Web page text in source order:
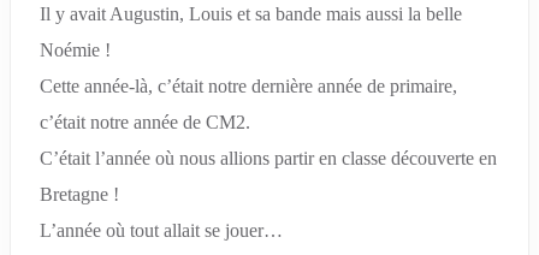
Il y avait Augustin, Louis et sa bande mais aussi la belle
Noémie !
Cette année-là, c’était notre dernière année de primaire,
c’était notre année de CM2.
C’était l’année où nous allions partir en classe découverte en
Bretagne !
L’année où tout allait se jouer…